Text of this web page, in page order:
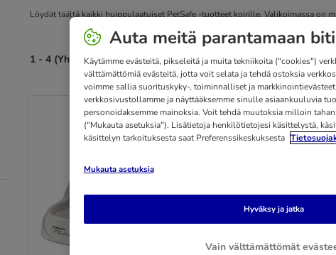
Löydät täältä kaikki huippulaatuiset PetSafe -tuotteet koirille. Valikoimassa on
1 - 4 (Yht. 4)
Auta meitä parantamaan
Käytämme evästeitä, pikseleitä ja muita tekniikoita ("cookies")
välttämättömiä evästeitä, jotta voit selata ja tehdä ostoksia
voimme sallia suorituskyky-, toiminnalliset ja
verkkosivustollamme ja näyttääksemme sinulle asiaankuuluvia
personoidaksemme mainoksia. Voit tehdä muutoksia milloin
("Mukauta asetuksia"). Lisätietoja henkilötietojesi käsittelystä,
käsittelyn tarkoituksesta saat Preferenssikeskuksesta
Mukauta asetuksia
Vain välttämättömät
Hyväksy ja jatka